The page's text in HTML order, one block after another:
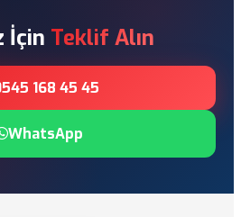
İçin Teklif Alın
168 45 45
WhatsApp